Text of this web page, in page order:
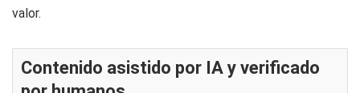
valor.
Contenido asistido por IA y verificado